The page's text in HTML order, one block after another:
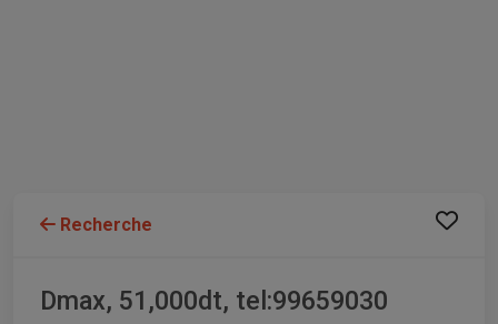
Recherche
Dmax, 51,000dt, tel:99659030